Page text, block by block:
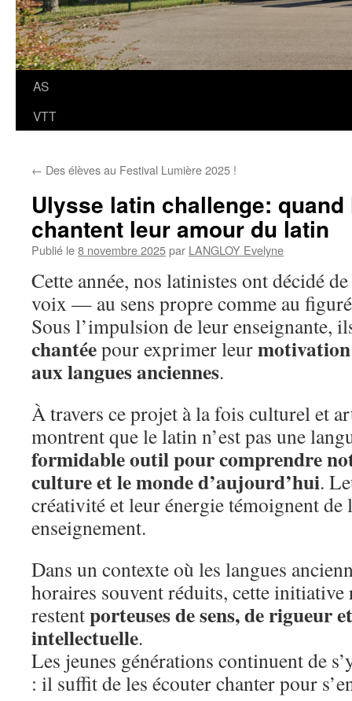
AS
VTT
← Des élèves au Festival Lumière 2025 !
Ulysse latin challenge:
chantent leur amour du latin
Publié le8 novembre 2025par LANGLOY Evelyne
Cette année, nos latinistes ont décidé
voix — au sens propre comme au
Sous l’impulsion de leur enseignante,
chantéepour exprimer leur
aux langues anciennes.
À travers ce projet à la fois culturel et
montrent que le latin n’est pas une
formidable outil pour comprendre
culture et le monde d’aujourd’hui.
créativité et leur énergie témoignent de
enseignement.
Dans un contexte où les langues
horaires souvent réduits, cette
restentporteuses de sens, de rigueur
intellectuelle.
Les jeunes générations continuent de
: il suffit de les écouter chanter pour